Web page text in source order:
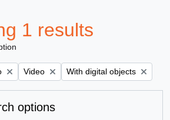
1 results
Remove filter:
Video Remove filter:
With digital objects
options